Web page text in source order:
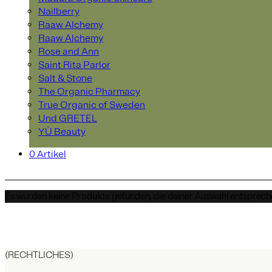
Nailberry
Raaw Alchemy
Raaw Alchemy
Rose and Ann
Saint Rita Parlor
Salt & Stone
The Organic Pharmacy
True Organic of Sweden
Und GRETEL
YÙ Beauty
0 Artikel
(RECHTLICHES)